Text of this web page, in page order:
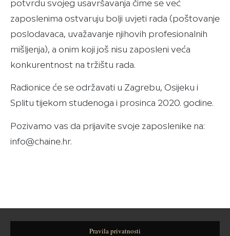
potvrdu svojeg usavršavanja čime se već
zaposlenima ostvaruju bolji uvjeti rada (poštovanje
poslodavaca, uvažavanje njihovih profesionalnih
mišljenja), a onim koji još nisu zaposleni veća
konkurentnost na tržištu rada.
Radionice će se održavati u Zagrebu, Osijeku i
Splitu tijekom studenoga i prosinca 2020. godine.
Pozivamo vas da prijavite svoje zaposlenike na:
info@chaine.hr.
Pravila privatnosti